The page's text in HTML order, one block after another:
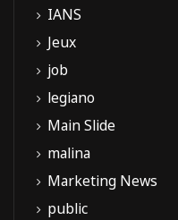
IANS
Jeux
job
legiano
Main Slide
malina
Marketing News
public